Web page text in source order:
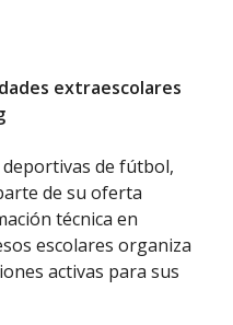
extraescolares
deportivas de fútbol,
de su oferta
técnica en
escolares organiza
activas para sus